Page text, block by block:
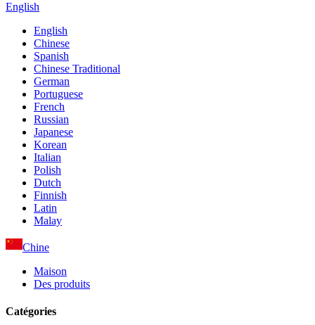
English
English
Chinese
Spanish
Chinese Traditional
German
Portuguese
French
Russian
Japanese
Korean
Italian
Polish
Dutch
Finnish
Latin
Malay
Chine
Maison
Des produits
Catégories